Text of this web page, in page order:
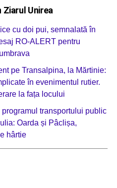
Unirea
cu doi pui, semnalată în
RO-ALERT pentru
pe Transalpina, la Mărtinie:
în evenimentul rutier.
la fața locului
transportului public
Oarda și Pâclișa,
hârtie